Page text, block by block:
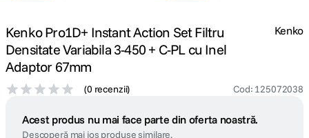
Kenko Pro1D+ Instant Action Set Filtru
Densitate Variabila 3-450 + C-PL cu Inel
Adaptor 67mm
(0 recenzii) Cod: 125072038
Kenko
Acest produs nu mai face parte din oferta noastră.
Descoperă mai jos produse similare.